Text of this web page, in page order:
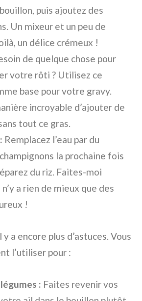
puis ajoutez des
Un mixeur et un peu de
un délice crémeux !
de quelque chose pour
votre rôti ? Utilisez ce
base pour votre gravy.
incroyable d’ajouter de
tout ce gras.
Remplacez l’eau par du
la prochaine fois
du riz. Faites-moi
a rien de mieux que des
!
a encore plus d’astuces. Vous
l’utiliser pour :
: Faites revenir vos